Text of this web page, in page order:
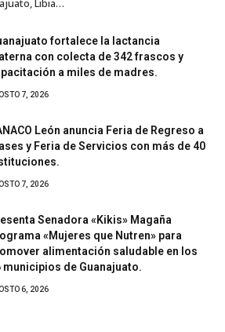
fortalece la lactancia
con colecta de 342 frascos y
a miles de madres.
7, 2026
León anuncia Feria de Regreso a
y Feria de Servicios con más de 40
7, 2026
Senadora «Kikis» Magaña
«Mujeres que Nutren» para
alimentación saludable en los
municipios de Guanajuato.
6, 2026